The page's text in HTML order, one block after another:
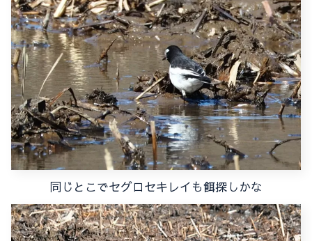
同じとこでセグロセキレイも餌探しかな